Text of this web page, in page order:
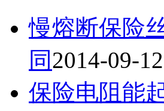
慢熔断保险
同2014-09-12
保险电阻能